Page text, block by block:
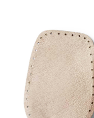
時審查核予不同之上限額度；
請求用戶進行身份認證。
５．嚴禁一人註冊多個帳號或
恩沛科技股份有限公司將有權